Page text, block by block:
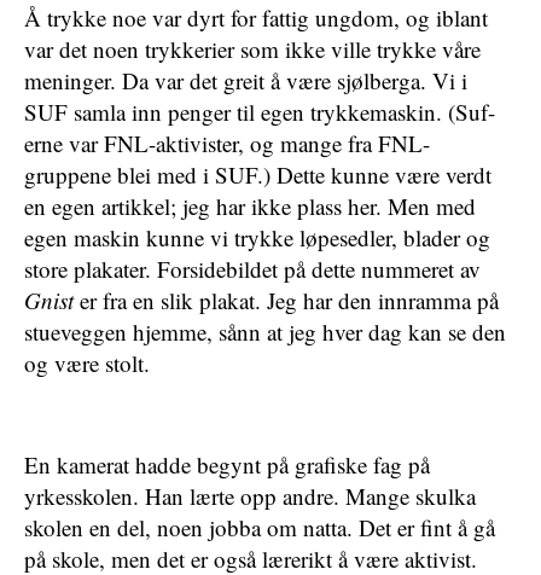
Å trykke noe var dyrt for fattig ungdom, og iblant
var det noen trykkerier som ikke ville trykke våre
meninger. Da var det greit å være sjølberga. Vi i
SUF samla inn penger til egen trykkemaskin. (Suf-
erne var FNL-aktivister, og mange fra FNL-
gruppene blei med i SUF.) Dette kunne være verdt
en egen artikkel; jeg har ikke plass her. Men med
egen maskin kunne vi trykke løpesedler, blader og
store plakater. Forsidebildet på dette nummeret av
Gnister fra en slik plakat. Jeg har den innramma på
stueveggen hjemme, sånn at jeg hver dag kan se den
og være stolt.
En kamerat hadde begynt på grafiske fag på
yrkesskolen. Han lærte opp andre. Mange skulka
skolen en del, noen jobba om natta. Det er fint å gå
på skole, men det er også lærerikt å være aktivist.